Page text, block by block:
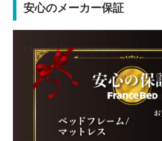
安心のメーカー保証